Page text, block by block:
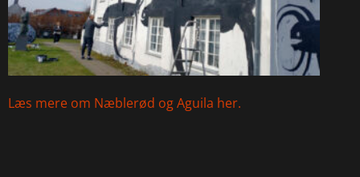
Læs mere om Næblerød og Aguila her.